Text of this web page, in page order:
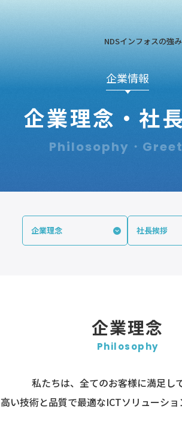
NDSインフォスの強み
企業情報
企業理念・社
Philosophy・
企業理念 社長挨拶
企業理念
Philosophy
私たちは、全てのお客様に満足し
高い技術と品質で最適なICTソリューショ